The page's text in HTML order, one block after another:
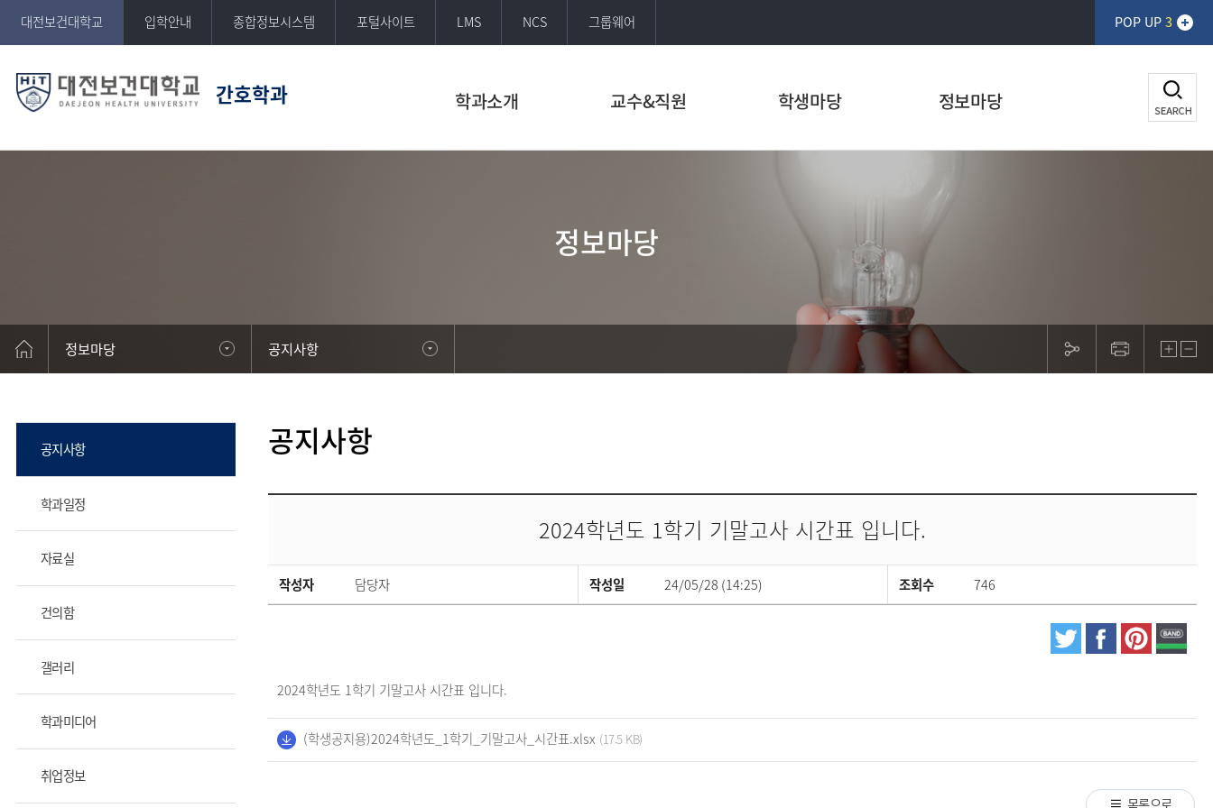
건너뛰기대전보건대학교 입학안내 종합정보시스템 포털사이트 LMS NCS 그룹웨어 POP UP3
간호학과 학과소개 교수&직원 학생마당 정보마당
정보마당
정보마당 공지사항
공지사항
학과일정
자료실
건의함
갤러리
학과미디어
취업정보
공지사항
2024학년도 1학기 기말고사 시간표 입니다.
작성자 담당자 작성일 24/05/28 (14:25) 조회수 746
2024학년도 1학기 기말고사 시간표 입니다.
(학생공지용)2024학년도_1학기_기말고사_시간표.xlsx (17.5 KB)